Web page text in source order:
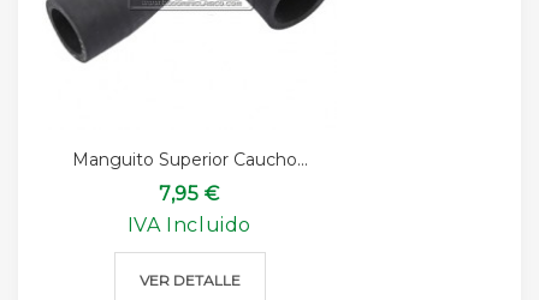
Manguito Superior Caucho...
7,95 €
IVA Incluido
VER DETALLE